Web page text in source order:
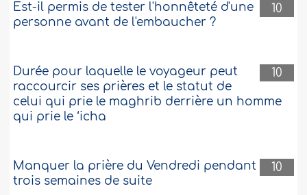
10
Est-il permis de tester l'honnêteté d'une
personne avant de l'embaucher ?
10
Durée pour laquelle le voyageur peut
raccourcir ses prières et le statut de
celui qui prie le maghrib derrière un homme
qui prie le ‘icha
10
Manquer la prière du Vendredi pendant
trois semaines de suite